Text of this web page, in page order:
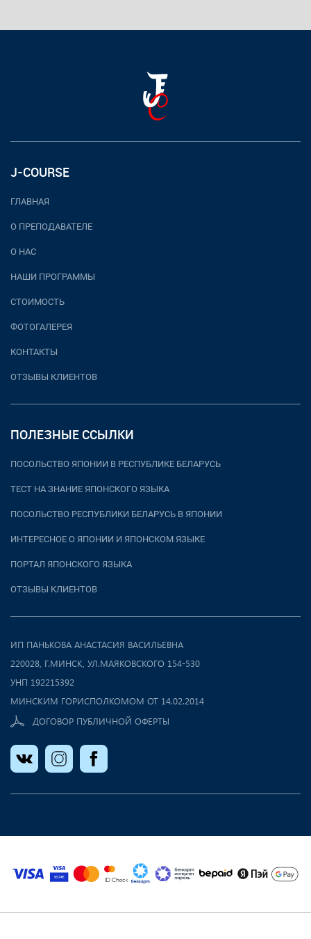
J-COURSE
ГЛАВНАЯ
О ПРЕПОДАВАТЕЛЕ
О НАС
НАШИ ПРОГРАММЫ
СТОИМОСТЬ
ФОТОГАЛЕРЕЯ
КОНТАКТЫ
ОТЗЫВЫ КЛИЕНТОВ
ПОЛЕЗНЫЕ ССЫЛКИ
ПОСОЛЬСТВО ЯПОНИИ В РЕСПУБЛИКЕ БЕЛАРУСЬ
ТЕСТ НА ЗНАНИЕ ЯПОНСКОГО ЯЗЫКА
ПОСОЛЬСТВО РЕСПУБЛИКИ БЕЛАРУСЬ В ЯПОНИИ
ИНТЕРЕСНОЕ О ЯПОНИИ И ЯПОНСКОМ ЯЗЫКЕ
ПОРТАЛ ЯПОНСКОГО ЯЗЫКА
ОТЗЫВЫ КЛИЕНТОВ
ИП ПАНЬКОВА АНАСТАСИЯ ВАСИЛЬЕВНА
220028, Г.МИНСК, УЛ.МАЯКОВСКОГО 154-530
УНП 192215392
МИНСКИМ ГОРИСПОЛКОМОМ ОТ 14.02.2014
ДОГОВОР ПУБЛИЧНОЙ ОФЕРТЫ